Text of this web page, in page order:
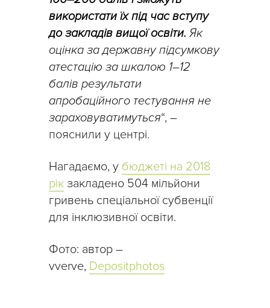
використати їх під час вступу
до закладів вищої освіти. Як
оцінка за державну підсумкову
атестацію за шкалою 1–12
балів результати
апробаційного тестування не
зараховуватимуться“, –
пояснили у центрі.
Нагадаємо, у бюджеті на 2018
рік закладено 504 мільйони
гривень спеціальної субвенції
для інклюзивної освіти.
Фото: автор –
vverve, Depositphotos